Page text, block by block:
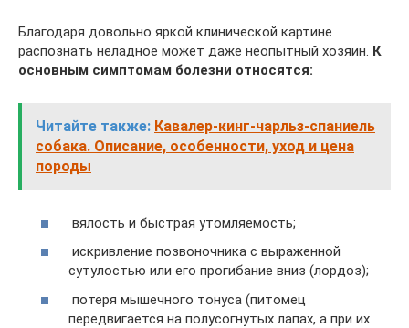
Благодаря довольно яркой клинической картине
распознать неладное может даже неопытный хозяин. К
основным симптомам болезни относятся:
Читайте также: Кавалер-кинг-чарльз-спаниель
собака. Описание, особенности, уход и цена
породы
вялость и быстрая утомляемость;
искривление позвоночника с выраженной
сутулостью или его прогибание вниз (лордоз);
потеря мышечного тонуса (питомец
передвигается на полусогнутых лапах, а при их